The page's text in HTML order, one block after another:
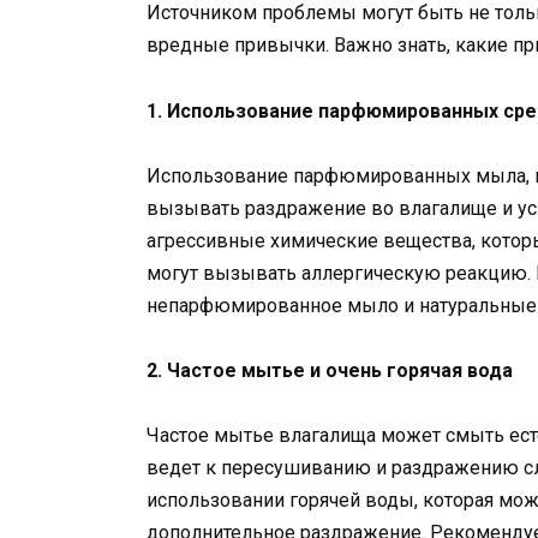
Источником проблемы могут быть не
вредные привычки. Важно знать, какие
1. Использование парфюмированных
Использование парфюмированных мыла,
вызывать раздражение во влагалище и
агрессивные химические вещества,
могут вызывать аллергическую
непарфюмированное мыло и натуральные
2. Частое мытье и очень горячая вода
Частое мытье влагалища может смыть
ведет к пересушиванию и раздражению
использовании горячей воды, которая
дополнительное раздражение.